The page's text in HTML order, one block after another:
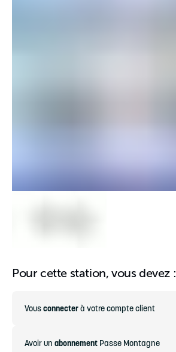
Pour cette station, vous devez :
Vousconnecterà votre compte client
Avoir un abonnement Passe Montagne